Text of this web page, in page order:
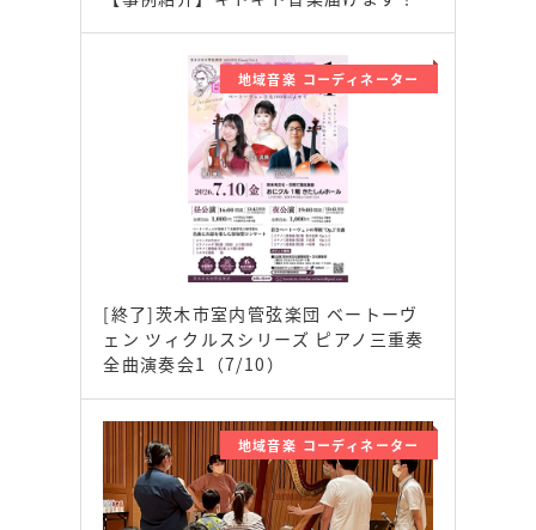
地域音楽 コーディネーター
[終了]茨木市室内管弦楽団 ベートーヴ
ェン ツィクルスシリーズ ピアノ三重奏
全曲演奏会1（7/10）
地域音楽 コーディネーター